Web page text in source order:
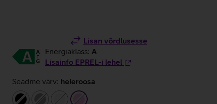
Lisan võrdlusesse
Energiaklass: A
Lisainfo EPREL-i lehel
Seadme värv: heleroosa
must
hall valgeheleroosa